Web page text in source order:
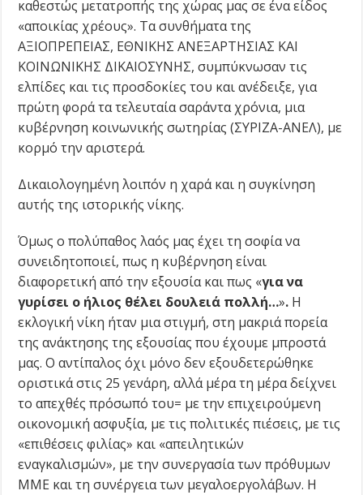
καθεστώς μετατροπής της χώρας μας σε ένα είδος
«αποικίας χρέους». Τα συνθήματα της
ΑΞΙΟΠΡΕΠΕΙΑΣ, ΕΘΝΙΚΗΣ ΑΝΕΞΑΡΤΗΣΙΑΣ ΚΑΙ
ΚΟΙΝΩΝΙΚΗΣ ΔΙΚΑΙΟΣΥΝΗΣ, συμπύκνωσαν τις
ελπίδες και τις προσδοκίες του και ανέδειξε, για
πρώτη φορά τα τελευταία σαράντα χρόνια, μια
κυβέρνηση κοινωνικής σωτηρίας (ΣΥΡΙΖΑ-ΑΝΕΛ), με
κορμό την αριστερά.
Δικαιολογημένη λοιπόν η χαρά και η συγκίνηση
αυτής της ιστορικής νίκης.
Όμως ο πολύπαθος λαός μας έχει τη σοφία να
συνειδητοποιεί, πως η κυβέρνηση είναι
διαφορετική από την εξουσία και πως «για να
γυρίσει ο ήλιος θέλει δουλειά πολλή…». Η
εκλογική νίκη ήταν μια στιγμή, στη μακριά πορεία
της ανάκτησης της εξουσίας που έχουμε μπροστά
μας. Ο αντίπαλος όχι μόνο δεν εξουδετερώθηκε
οριστικά στις 25 γενάρη, αλλά μέρα τη μέρα δείχνει
το απεχθές πρόσωπό του= με την επιχειρούμενη
οικονομική ασφυξία, με τις πολιτικές πιέσεις, με τις
«επιθέσεις φιλίας» και «απειλητικών
εναγκαλισμών», με την συνεργασία των πρόθυμων
ΜΜΕ και τη συνέργεια των μεγαλοεργολάβων. Η